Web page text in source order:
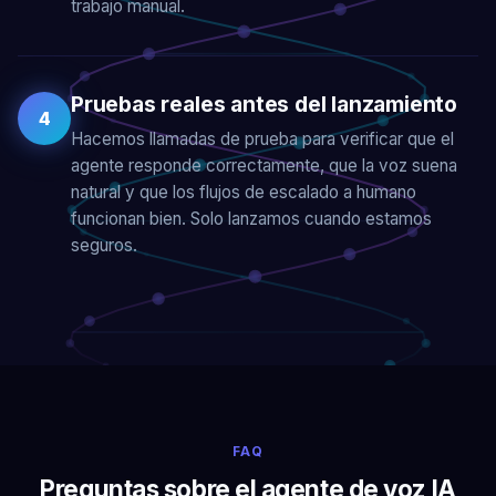
trabajo manual.
4
Pruebas reales antes del lanzamiento
Hacemos llamadas de prueba para verificar que el
agente responde correctamente, que la voz suena
natural y que los flujos de escalado a humano
funcionan bien. Solo lanzamos cuando estamos
seguros.
FAQ
Preguntas sobre el agente de voz IA